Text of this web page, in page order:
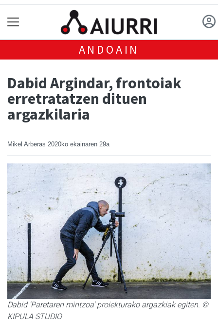
ANDOAIN
Dabid Argindar, frontoiak
erretratatzen dituen
argazkilaria
Mikel Arberas 2020ko ekainaren 29a
Dabid 'Paretaren mintzoa' proiekturako argazkiak egiten. ©
KIPULA STUDIO